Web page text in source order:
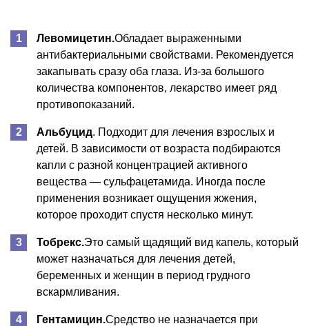
Левомицетин.Обладает выраженными
антибактериальными свойствами. Рекомендуется
закапывать сразу оба глаза. Из-за большого
количества компонентов, лекарство имеет ряд
противопоказаний.
Альбуцид. Подходит для лечения взрослых и
детей. В зависимости от возраста подбираются
капли с разной концентрацией активного
вещества — сульфацетамида. Иногда после
применения возникает ощущения жжения,
которое проходит спустя несколько минут.
Тобрекс.Это самый щадящий вид капель, который
может назначаться для лечения детей,
беременных и женщин в период грудного
вскармливания.
Гентамицин.Средство не назначается при